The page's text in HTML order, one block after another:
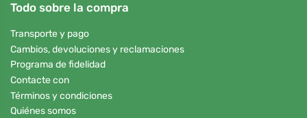
Todo sobre la compra
Transporte y pago
Cambios, devoluciones y reclamaciones
Programa de fidelidad
Contacte con
Términos y condiciones
Quiénes somos